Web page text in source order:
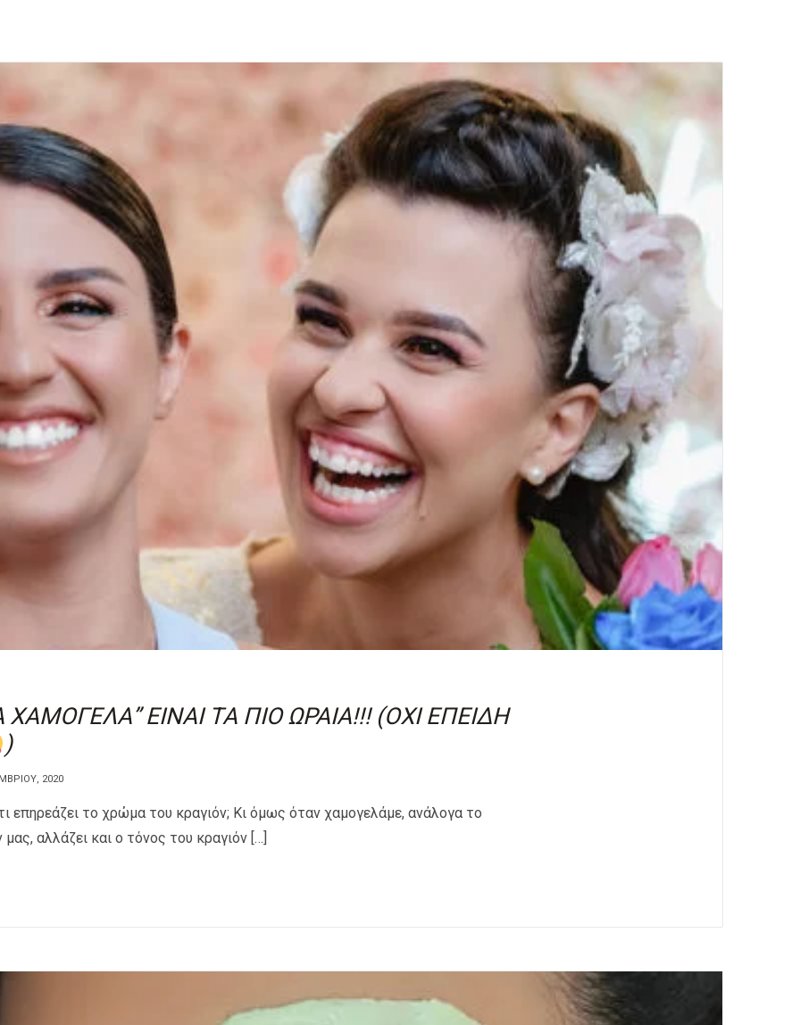
ΧΑΜΟΓΕΛΑ” ΕΙΝΑΙ ΤΑ ΠΙΟ ΩΡΑΙΑ!!! (ΟΧΙ ΕΠΕΙΔΗ
)
2020
επηρεάζει το χρώμα του κραγιόν; Κι όμως όταν χαμογελάμε, ανάλογα το
αλλάζει και ο τόνος του κραγιόν […]